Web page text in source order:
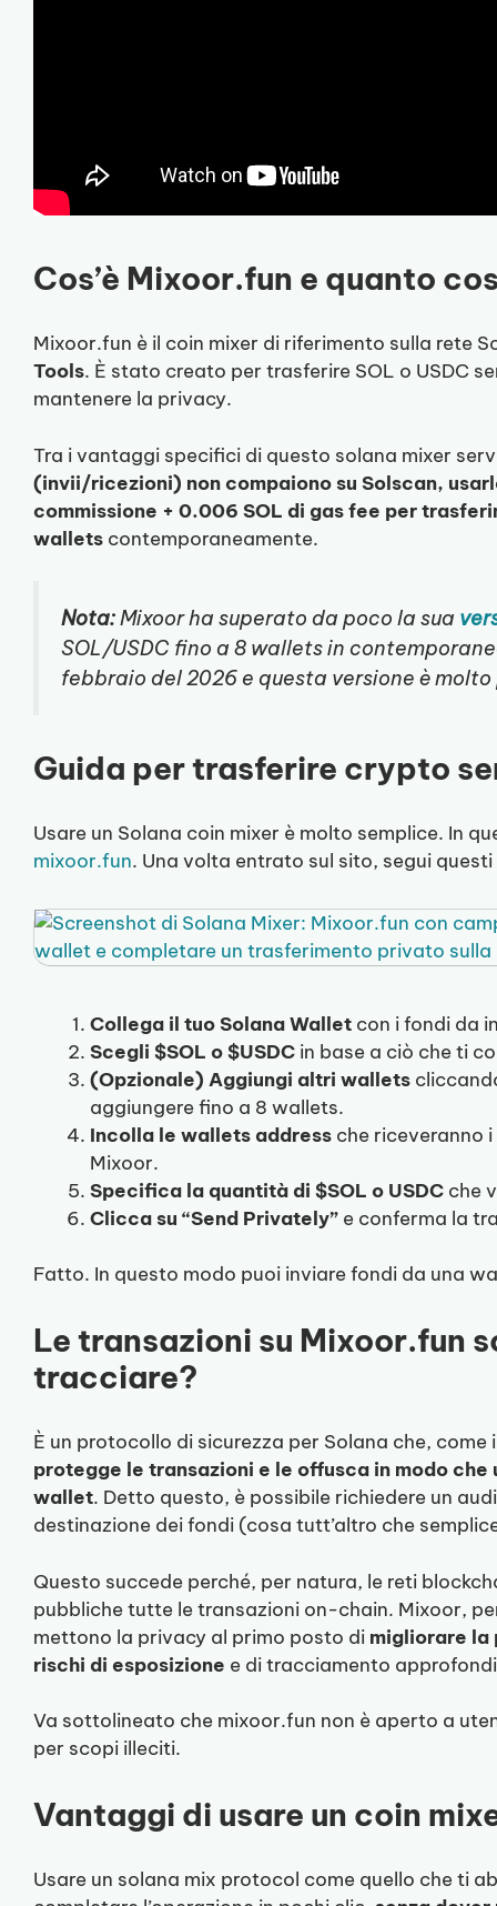
Cos’è Mixoor.fun e quanto
Mixoor.fun è il coin mixer di riferimento sulla rete
Tools. È stato creato per trasferire SOL o USDC
mantenere la privacy.
Tra i vantaggi specifici di questo solana mixer
(invii/ricezioni) non compaiono su Solscan,
commissione + 0.006 SOL di gas fee per
wallets contemporaneamente.
Nota:Mixoor ha superato da poco la sua
SOL/USDC fino a 8 wallets in
febbraio del 2026 e questa versione è
Guida per trasferire crypto
Usare un Solana coin mixer è molto semplice. In
mixoor.fun. Una volta entrato sul sito, segui
Collega il tuo Solana Wallet con i fondi da
Scegli $SOL o $USDC in base a ciò che ti
(Opzionale) Aggiungi altri wallets
aggiungere fino a 8 wallets.
Incolla le wallets address che riceveranno
Mixoor.
Specifica la quantità di $SOL o USDC che
Clicca su “Send Privately” e conferma la
Fatto. In questo modo puoi inviare fondi da una
Le transazioni su Mixoor.fun
tracciare?
È un protocollo di sicurezza per Solana che,
protegge le transazioni e le offusca in modo
wallet. Detto questo, è possibile richiedere un
destinazione dei fondi (cosa tutt’altro che
Questo succede perché, per natura, le reti
pubbliche tutte le transazioni on-chain. Mixoor,
mettono la privacy al primo posto di migliorare la
rischi di esposizione e di tracciamento
Va sottolineato che mixoor.fun non è aperto a
per scopi illeciti.
Vantaggi di usare un coin
Usare un solana mix protocol come quello che ti